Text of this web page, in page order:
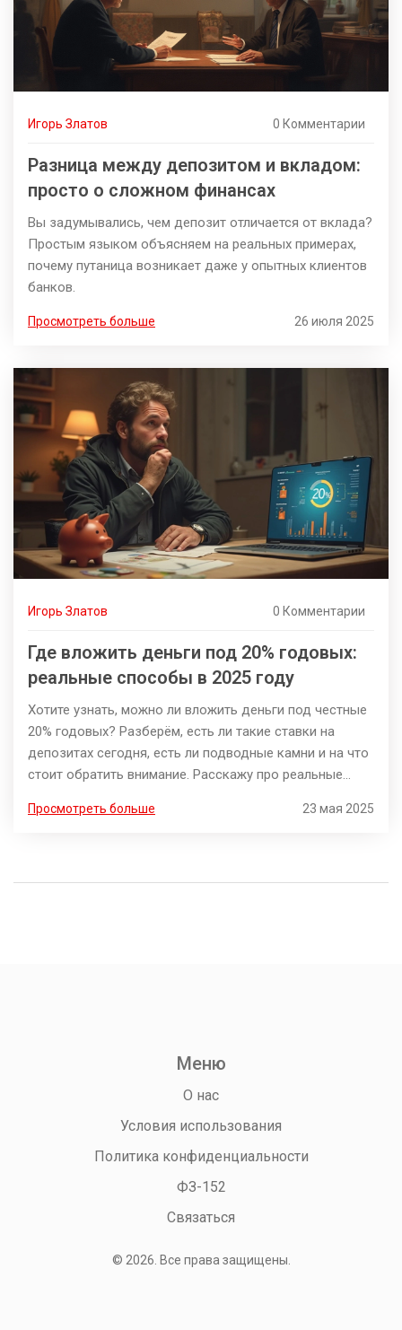
Игорь Златов 0 Комментарии
Разница между депозитом и вкладом:
просто о сложном финансах
Вы задумывались, чем депозит отличается от вклада?
Простым языком объясняем на реальных примерах,
почему путаница возникает даже у опытных клиентов
банков.
Просмотреть больше 26 июля 2025
Игорь Златов 0 Комментарии
Где вложить деньги под 20% годовых:
реальные способы в 2025 году
Хотите узнать, можно ли вложить деньги под честные
20% годовых? Разберём, есть ли такие ставки на
депозитах сегодня, есть ли подводные камни и на что
стоит обратить внимание. Расскажу про реальные
лайфхаков для увеличения дохода. Проверьте, как
воды и обмана.
Просмотреть больше 23 мая 2025
Меню
О нас
Условия использования
Политика конфиденциальности
ФЗ-152
Связаться
© 2026. Все права защищены.